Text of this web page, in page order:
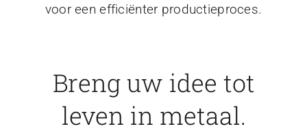
voor een efficiënter productieproces.
Breng uw idee tot
leven in metaal.